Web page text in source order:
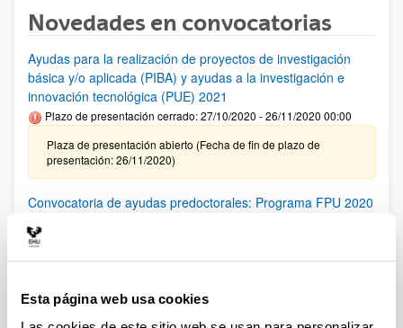
Esta página web usa cookies
Novedades en convocatorias
Ayudas para la realización de proyectos de investigación
básica y/o aplicada (PIBA) y ayudas a la investigación e
innovación tecnológica (PUE) 2021
Plazo de presentación cerrado: 27/10/2020 - 26/11/2020 00:00
Plaza de presentación abierto (Fecha de fin de plazo de
presentación: 26/11/2020)
Convocatoria de ayudas predoctorales: Programa FPU 2020
a las 14:00
PIFG20/10:"Functionalized latexes as dispersants for